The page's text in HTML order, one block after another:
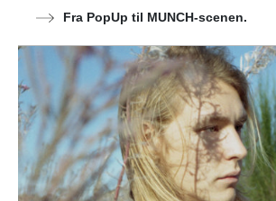
Fra PopUp til MUNCH-scenen.